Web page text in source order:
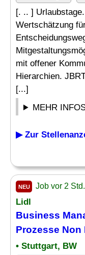
[. .. ]
Wertschätzung
mit offener
Hierarchien.
[...]
MEHR
▶ Zur
NEU Job vor 2
Lidl
Business
Prozesse Non
• Stuttgart, BW